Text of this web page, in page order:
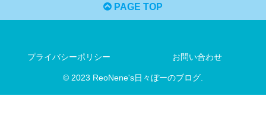
PAGE TOP
プライバシーポリシー お問い合わせ
© 2023 ReoNene's日々ぼーのブログ.